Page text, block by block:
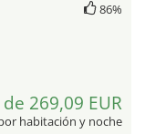
86%
de 269,09 EUR
habitación y noche